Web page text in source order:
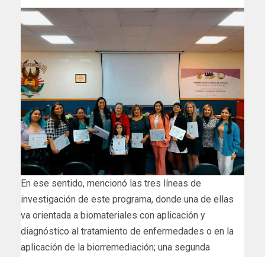
En ese sentido, mencionó las tres líneas de
investigación de este programa, donde una de ellas
va orientada a biomateriales con aplicación y
diagnóstico al tratamiento de enfermedades o en la
aplicación de la biorremediación; una segunda